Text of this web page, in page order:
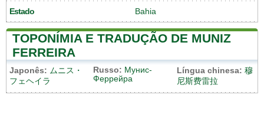
Estado Bahia
TOPONÍMIA E TRADUÇÃO DE MUNIZ
FERREIRA
Japonês: ムニス・
フェヘイラ
Russo: Мунис-
Феррейра
Língua chinesa: 穆
尼斯费雷拉